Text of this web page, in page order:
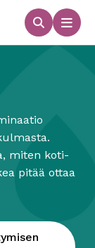
Haku
miten koti-
pitää ottaa